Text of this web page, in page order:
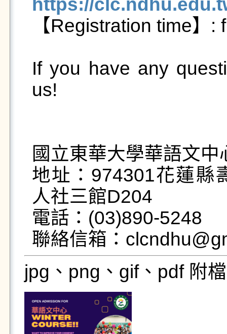
https://
【Registration time】
If you have any
us!
國立東華大學華語文中
地址：974301花蓮縣
人社三館D204
電話：(03)890-5248
jpg、png、gif、pdf 附